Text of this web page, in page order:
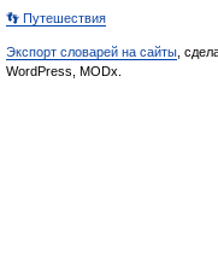
👣 Путешествия
Экспорт словарей на сайты ,
WordPress, MODx.